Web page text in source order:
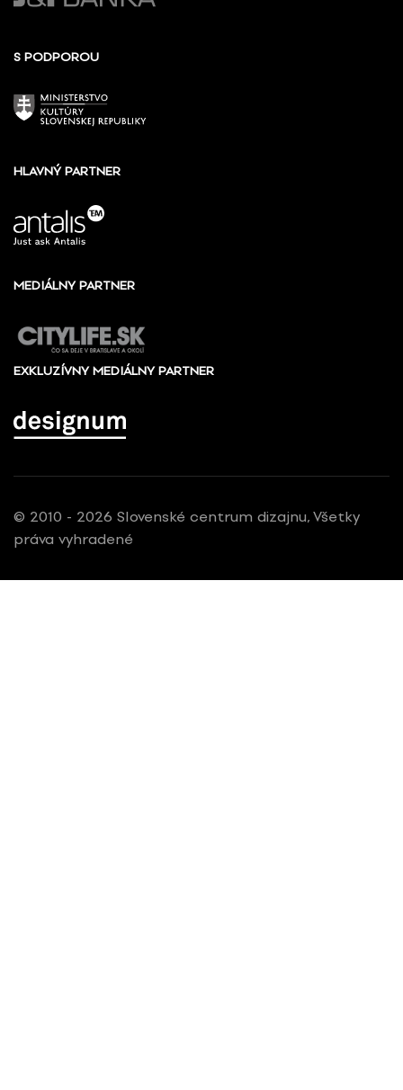
S PODPOROU
HLAVNÝ PARTNER
MEDIÁLNY PARTNER
EXKLUZÍVNY MEDIÁLNY PARTNER
© 2010 - 2026 Slovenské centrum dizajnu, Všetky
práva vyhradené